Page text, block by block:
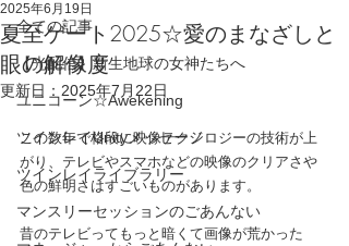
全ての記事
【光配信】新生地球の女神たちへ
ユニコーン☆Awekening
ツインレイUnityメッセージ
ツインレイライブラリー
マンスリーセッションのごあんない
夏至ゲート2025☆愛のまなざしと
眼の解像度
2025年6月19日
更新日： 2025年7月22日
この数年で格段に映像テクノロジーの技術が上
がり、テレビやスマホなどの映像のクリアさや
色の鮮明さはすごいものがあります。
昔のテレビってもっと暗くて画像が荒かった